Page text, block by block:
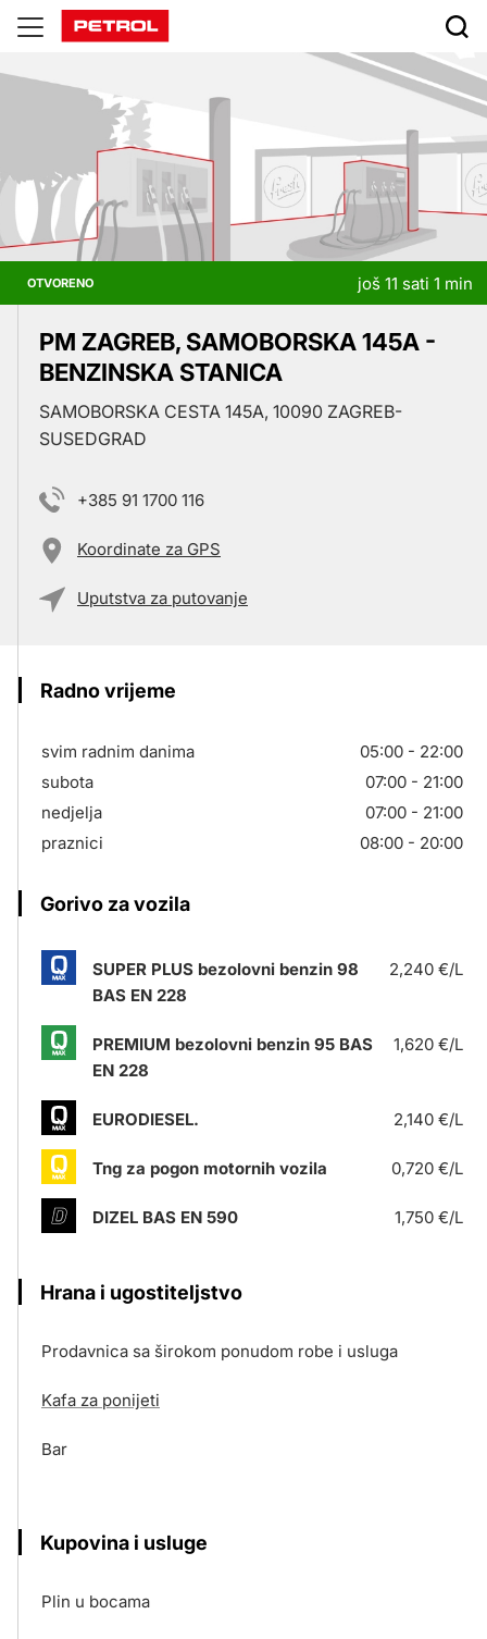
Prodajna
mjesta
OTVORENO još 11 sati 1 min
PM ZAGREB, SAMOBORSKA 145A -
BENZINSKA STANICA
SAMOBORSKA CESTA 145A, 10090 ZAGREB-
SUSEDGRAD
+385 91 1700 116
Koordinate za GPS
Uputstva za putovanje
Radno vrijeme
svim radnim danima
05:00 - 22:00
subota
07:00 - 21:00
nedjelja
07:00 - 21:00
praznici
08:00 - 20:00
Gorivo za vozila
SUPER PLUS bezolovni benzin 98
BAS EN 228
2,240 €/L
PREMIUM bezolovni benzin 95 BAS
EN 228
1,620 €/L
EURODIESEL. 2,140 €/L
Tng za pogon motornih vozila 0,720 €/L
DIZEL BAS EN 590 1,750 €/L
Hrana i ugostiteljstvo
Prodavnica sa širokom ponudom robe i usluga
Kafa za ponijeti
Bar
Kupovina i usluge
Plin u bocama